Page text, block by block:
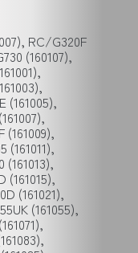
RC/G320F
(160107),
(161005),
(161009),
(161011),
(161013),
(161015),
(161021),
(161055),